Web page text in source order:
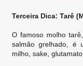
Terceira Dica: Tarê
O famoso molho
salmão grelhado, é
milho, sake,